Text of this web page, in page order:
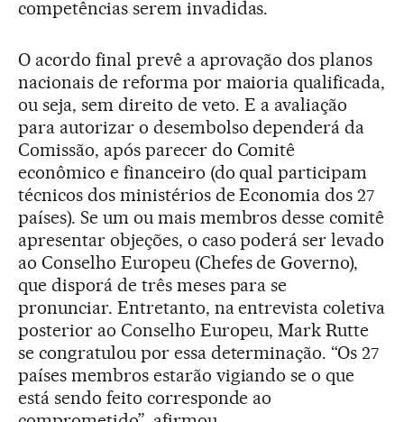
competências serem invadidas.
O acordo final prevê a aprovação dos planos
nacionais de reforma por maioria qualificada,
ou seja, sem direito de veto. E a avaliação
para autorizar o desembolso dependerá da
Comissão, após parecer do Comitê
econômico e financeiro (do qual participam
técnicos dos ministérios de Economia dos 27
países). Se um ou mais membros desse comitê
apresentar objeções, o caso poderá ser levado
ao Conselho Europeu (Chefes de Governo),
que disporá de três meses para se
pronunciar. Entretanto, na entrevista coletiva
posterior ao Conselho Europeu, Mark Rutte
se congratulou por essa determinação. “Os 27
países membros estarão vigiando se o que
está sendo feito corresponde ao